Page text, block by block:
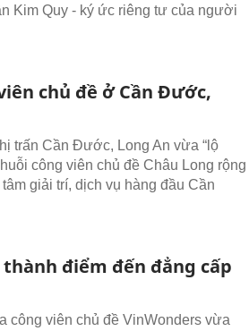
Kim Quy - ký ức riêng tư của người
chủ đề ở Cần Đước,
trấn Cần Đước, Long An vừa “lộ
công viên chủ đề Châu Long rộng
giải trí, dịch vụ hàng đầu Cần
thành điểm đến đẳng cấp
công viên chủ đề VinWonders vừa